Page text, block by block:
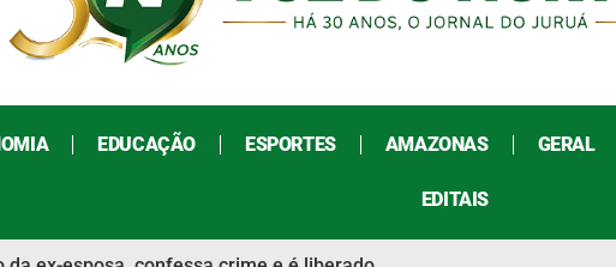
EDUCAÇÃO ESPORTES AMAZONAS GERAL
EDITAIS